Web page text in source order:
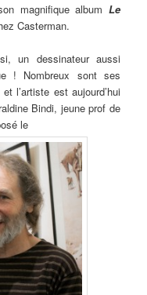
magnifique album Le
Casterman.
un dessinateur aussi
! Nombreux sont ses
l’artiste est aujourd’hui
Bindi, jeune prof de
le